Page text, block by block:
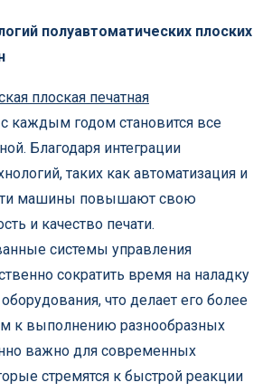
полуавтоматических плоских
плоская печатная
с каждым годом становится все
Благодаря интеграции
таких как автоматизация и
машины повышают свою
и качество печати.
системы управления
сократить время на наладку
что делает его более
к выполнению разнообразных
важно для современных
стремятся к быстрой реакции